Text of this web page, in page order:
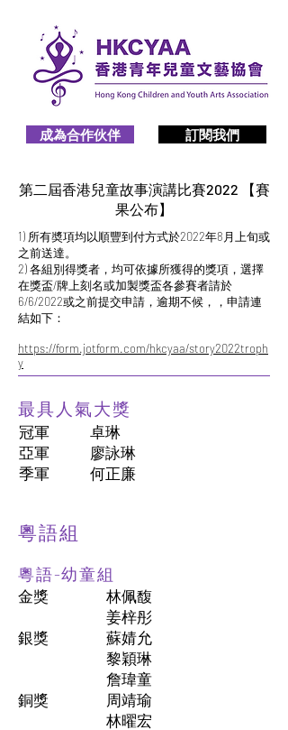
成為合作伙伴 訂閱我們
第二屆香港兒童故事演講比賽2022 【賽
果公布】
1) 所有奬項均以順豐到付方式於2022年8月上旬或
之前送達。
2) 各組別得獎者，均可依據所獲得的獎項，選擇
在獎盃/牌上刻名或加製獎盃各參賽者請於
6/6/2022或之前提交申請，逾期不候，，申請連
結如下：
https://form.jotform.com/hkcyaa/story2022troph
y
最具人氣大獎
冠軍
亞軍
季軍
卓琳
廖詠琳
何正廉
粵語組
粵語-幼童組
金獎
銀獎
銅獎
林佩馥
姜梓彤
蘇婧允
黎穎琳
詹瑋童
周靖瑜
林曜宏